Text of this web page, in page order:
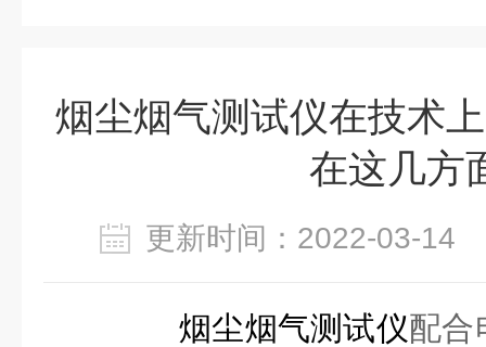
烟尘烟气测试仪在技术
在这几方
更新时间：2022-03-
烟尘烟气测试仪配合